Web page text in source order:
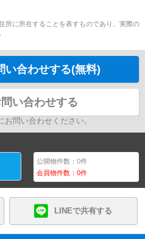
所に所在することを表すものであり、実際の
い合わせする(無料)
い合わせする
問い合わせください。
公開物件数：0件
会員物件数：0件
LINEで共有する